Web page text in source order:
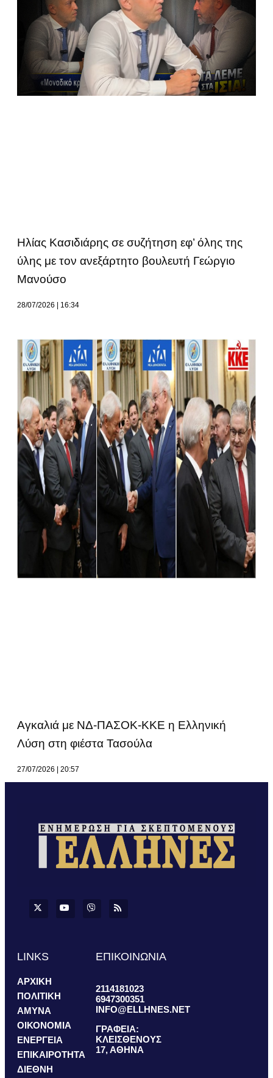
Ηλίας Κασιδιάρης σε συζήτηση εφ’ όλης της
ύλης με τον ανεξάρτητο βουλευτή Γεώργιο
Μανούσο
28/07/2026 16:34
Αγκαλιά με ΝΔ-ΠΑΣΟΚ-ΚΚΕ η Ελληνική
Λύση στη φιέστα Τασούλα
27/07/2026 20:57
LINKS
ΑΡΧΙΚΗ
ΠΟΛΙΤΙΚΗ
ΑΜΥΝΑ
ΟΙΚΟΝΟΜΙΑ
ΕΝΕΡΓΕΙΑ
ΕΠΙΚΑΙΡΟΤΗΤΑ
ΔΙΕΘΝΗ
ΕΠΙΚΟΙΝΩΝΙΑ
2114181023
6947300351
INFO@ELLHNES.NET
ΓΡΑΦΕΙΑ:
ΚΛΕΙΣΘΕΝΟΥΣ
17, ΑΘΗΝΑ